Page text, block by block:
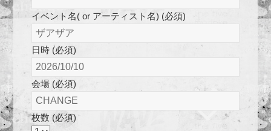
イベント名( or アーティスト名) (必須)
日時 (必須)
会場 (必須)
枚数 (必須)